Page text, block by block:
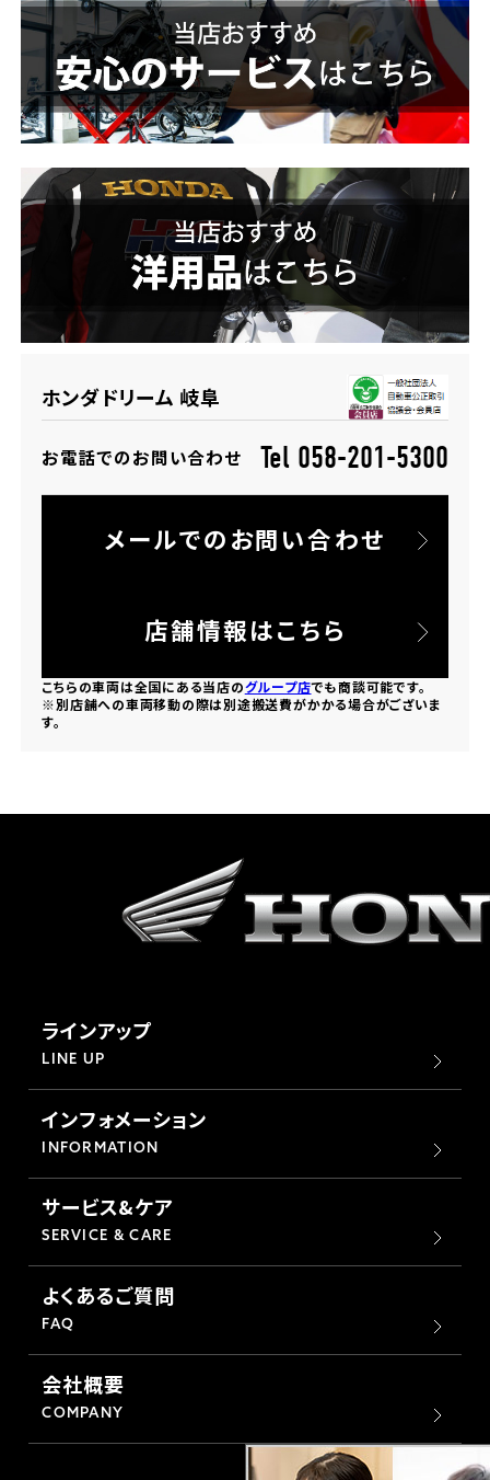
ホンダドリーム 岐阜
お電話でのお問い合わせ Tel 058-201-5300
メールでのお問い合わせ
店舗情報はこちら
こちらの車両は全国にある当店のグループ店でも商談可能です。
※別店舗への車両移動の際は別途搬送費がかかる場合がございま
す。
ラインアップ
LINE UP
インフォメーション
INFORMATION
サービス&ケア
SERVICE & CARE
よくあるご質問
FAQ
会社概要
COMPANY
ホンダドリーム 横浜緑
千葉県
ホンダドリーム 船橋
ホンダドリーム 松戸
ホンダドリーム 蘇我
ホンダドリーム ふかや花園
ホンダドリーム 所沢
ホンダドリーム 姫路
ホンダドリーム 西宮甲子園
奈良県
ホンダドリーム 奈良